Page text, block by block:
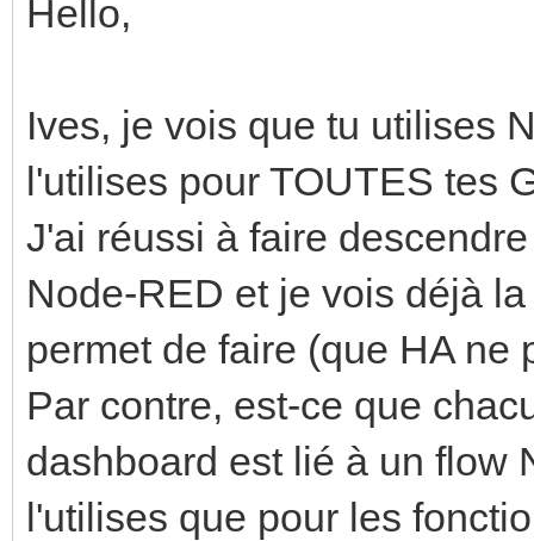
Hello,
Ives, je vois que tu utilises
l'utilises pour TOUTES tes
J'ai réussi à faire
Node-RED et je vois déjà
permet de faire (que HA ne
Par contre, est-ce que
dashboard est lié à un flow
l'utilises que pour les